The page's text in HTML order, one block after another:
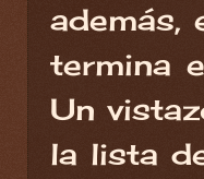
además,
termina
Un
la lista